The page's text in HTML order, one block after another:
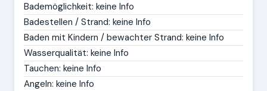
Bademöglichkeit: keine Info
Badestellen / Strand: keine Info
Baden mit Kindern / bewachter Strand: keine Info
Wasserqualität: keine Info
Tauchen: keine Info
Angeln: keine Info